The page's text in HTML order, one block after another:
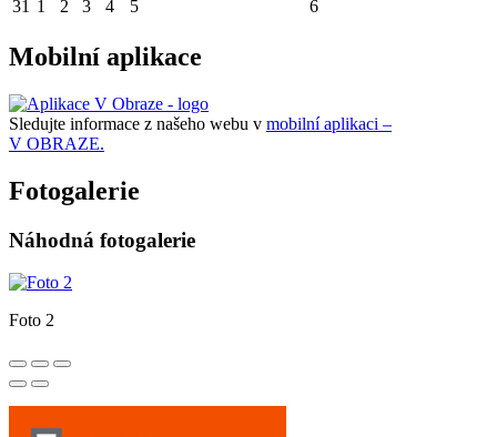
31 1 2 3 4 5 6
Mobilní aplikace
Sledujte informace z našeho webu v mobilní aplikaci –
V OBRAZE.
Fotogalerie
Náhodná fotogalerie
Foto 2